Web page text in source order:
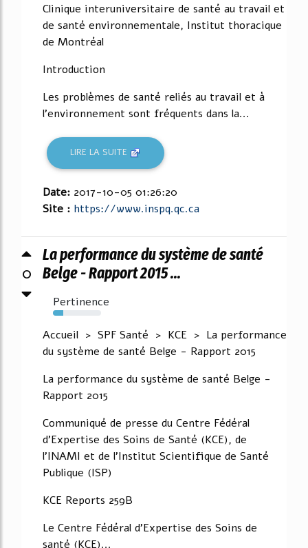
Clinique interuniversitaire de santé au travail et
de santé environnementale, Institut thoracique
de Montréal
Introduction
Les problèmes de santé reliés au travail et à
l'environnement sont fréquents dans la...
LIRE LA SUITE
Date: 2017-10-05 01:26:20
Site : https://www.inspq.qc.ca
0
La performance du système de santé
Belge - Rapport 2015 ...
Pertinence
21%
Accueil > SPF Santé > KCE > La performance
du système de santé Belge - Rapport 2015
La performance du système de santé Belge -
Rapport 2015
Communiqué de presse du Centre Fédéral
d'Expertise des Soins de Santé (KCE), de
l'INAMI et de l'Institut Scientifique de Santé
Publique (ISP)
KCE Reports 259B
Le Centre Fédéral d'Expertise des Soins de
santé (KCE)...